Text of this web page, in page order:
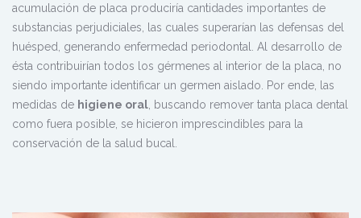
acumulación de placa produciría cantidades importantes de
substancias perjudiciales, las cuales superarían las defensas del
huésped, generando enfermedad periodontal. Al desarrollo de
ésta contribuirían todos los gérmenes al interior de la placa, no
siendo importante identificar un germen aislado. Por ende, las
medidas de higiene oral, buscando remover tanta placa dental
como fuera posible, se hicieron imprescindibles para la
conservación de la salud bucal.